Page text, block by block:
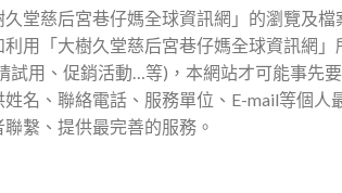
堂慈后宮巷仔媽全球資訊網」的瀏覽及
用「大樹久堂慈后宮巷仔媽全球資訊網
試用、促銷活動…等)，本網站才可能事先
名、聯絡電話、服務單位、E-mail等個
繫、提供最完善的服務。